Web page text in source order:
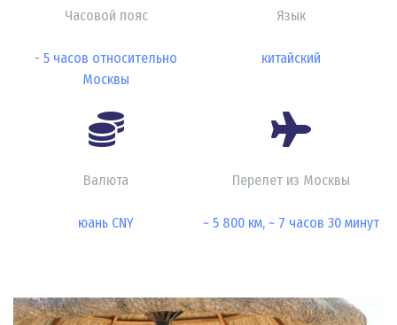
Часовой пояс
- 5 часов относительно
Москвы
Язык
китайский
Валюта
юань CNY
Перелет из Москвы
~ 5 800 км, ~ 7 часов 30 минут